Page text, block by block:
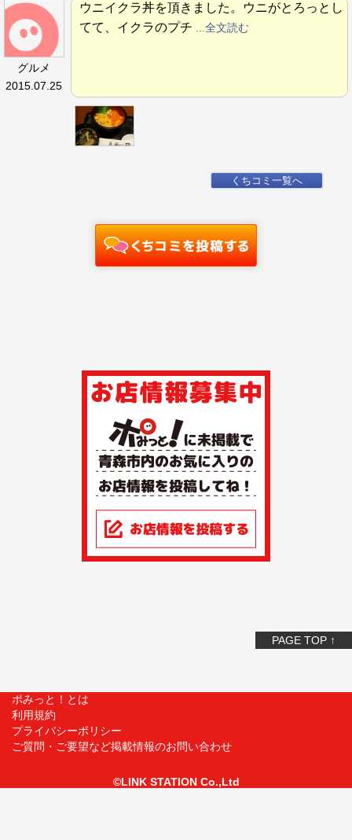
グルメ
2015.07.25
ウニイクラ丼を頂きました。ウニがとろっとし
てて、イクラのプチ
...全文読む
くちコミ一覧へ
PAGE TOP ↑
ポみっと！とは
利用規約
プライバシーポリシー
ご質問・ご要望など掲載情報のお問い合わせ
©LINK STATION Co.,Ltd